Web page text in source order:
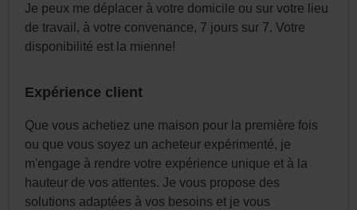
Je peux me déplacer à votre domicile ou sur votre lieu
de travail, à votre convenance, 7 jours sur 7. Votre
disponibilité est la mienne!
Expérience client
Que vous achetiez une maison pour la première fois
ou que vous soyez un acheteur expérimenté, je
m'engage à rendre votre expérience unique et à la
hauteur de vos attentes. Je vous propose des
solutions adaptées à vos besoins et je vous